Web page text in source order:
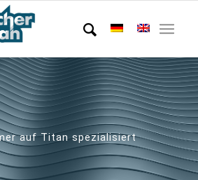
auf Titan spezialisiert